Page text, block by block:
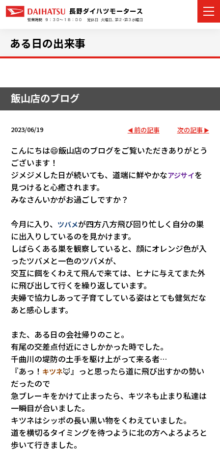
店舗情報
イベント・キャンペーン
ご購入者サポート
アフターサポート
会社情報
ある日の出来事
飯山店のブログ
2023/06/19 前の記事 次の記事
こんにちは😄飯山店のブログをご覧いただきありがとう
ございます！
ジメジメした日が続いても、道端に鮮やかなアジサイを
見つけると心癒されます。
みなさんいかがお過ごしですか？
今月に入り、 ツバメが四方八方飛び回り忙しく自分の巣
に出入りしているのを見かけます。
しばらくある巣を観察していると、顔にオレンジ色が入
ったツバメと一色のツバメが、
交互に餌をくわえて飛んで来ては、ヒナに与えてまた外
に飛び出して行くを繰り返しています。
夫婦で協力しあって子育てしている姿はとても健気だな
あと感心します。
また、ある日の会社帰りのこと。
有尾の交差点付近にさしかかった時でした。
千曲川の堤防の土手を駆け上がって来る者…
『あっ！ キツネ🦊』っと思ったら道に飛び出すかの勢い
だったので
急ブレーキをかけて止まったら、キツネも止まり私達は
一瞬目が合いました。
キツネはシッポの長い黒い物をくわえていました。
道を横切るタイミングを待つように北の方へよろよろと
歩いて行きました。